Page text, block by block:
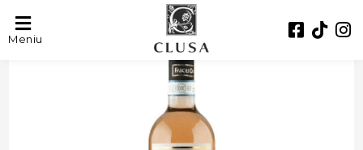
Meniu- 35%